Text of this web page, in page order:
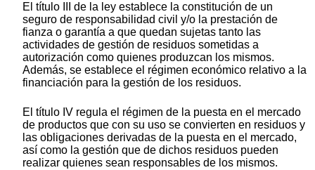
El título III de la ley establece la constitución de un
seguro de responsabilidad civil y/o la prestación de
fianza o garantía a que quedan sujetas tanto las
actividades de gestión de residuos sometidas a
autorización como quienes produzcan los mismos.
Además, se establece el régimen económico relativo a la
financiación para la gestión de los residuos.
El título IV regula el régimen de la puesta en el mercado
de productos que con su uso se convierten en residuos y
las obligaciones derivadas de la puesta en el mercado,
así como la gestión que de dichos residuos pueden
realizar quienes sean responsables de los mismos.